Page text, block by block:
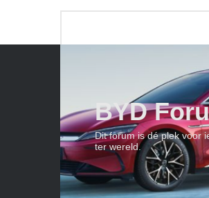
BYD
Dit forum is dé plek voor
ter wereld.